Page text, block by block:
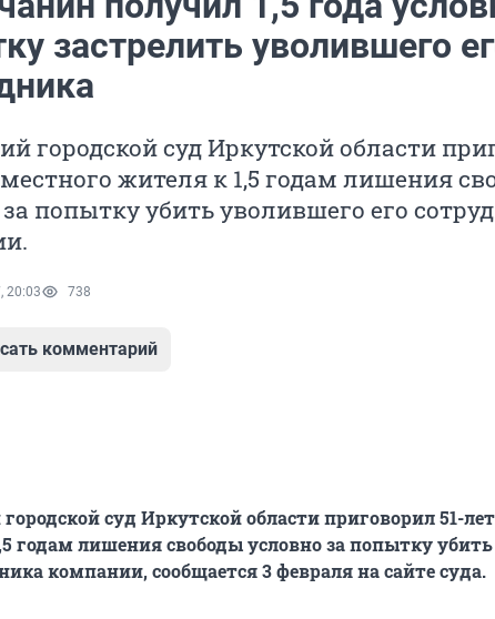
застрелить уволившего
городской суд Иркутской области
жителя к 1,5 годам лишения
попытку убить уволившего его
20:03 738
комментарий
суд Иркутской области приговорил 51-
годам лишения свободы условно за попытку
компании, сообщается 3 февраля на сайте суда.